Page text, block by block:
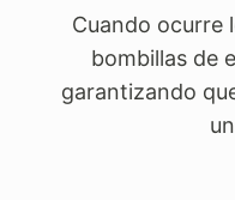
Cuando ocurre
bombillas de
garantizando